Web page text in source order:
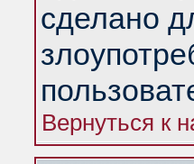
сделано
Вернуться к